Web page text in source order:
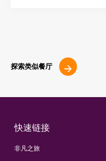
探索类似餐厅
快速链接
非凡之旅